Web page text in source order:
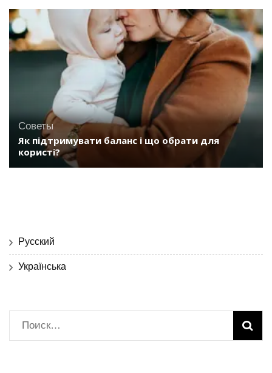
Советы
Як підтримувати баланс і що обрати для
користі?
Русский
Українська
Найти: